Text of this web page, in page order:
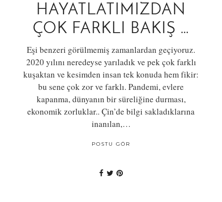
HAYATLATIMIZDAN
ÇOK FARKLI BAKIŞ …
Eşi benzeri görülmemiş zamanlardan geçiyoruz.
2020 yılını neredeyse yarıladık ve pek çok farklı
kuşaktan ve kesimden insan tek konuda hem fikir:
bu sene çok zor ve farklı. Pandemi, evlere
kapanma, dünyanın bir süreliğine durması,
ekonomik zorluklar.. Çin’de bilgi sakladıklarına
inanılan,…
POSTU GÖR